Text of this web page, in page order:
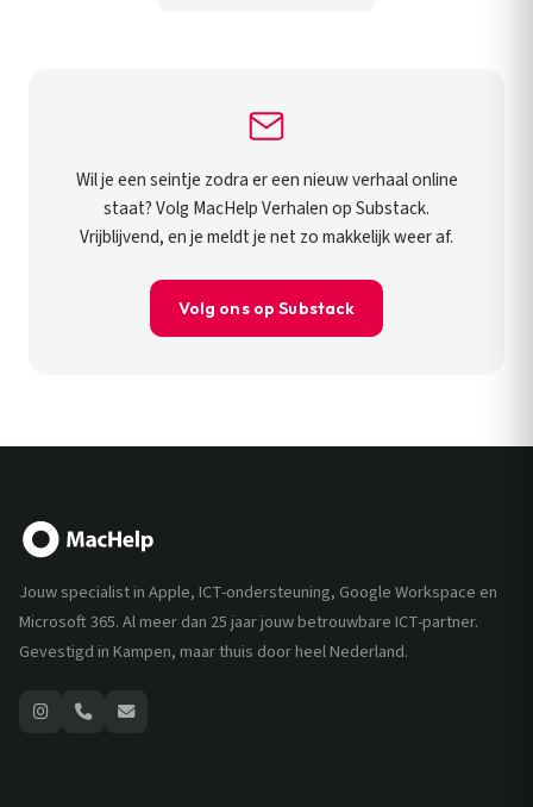
Wil je een seintje zodra er een nieuw verhaal online
staat? Volg MacHelp Verhalen op Substack.
Vrijblijvend, en je meldt je net zo makkelijk weer af.
Volg ons op Substack
Jouw specialist in Apple, ICT-ondersteuning, Google Workspace en
Microsoft 365. Al meer dan 25 jaar jouw betrouwbare ICT-partner.
Gevestigd in Kampen, maar thuis door heel Nederland.